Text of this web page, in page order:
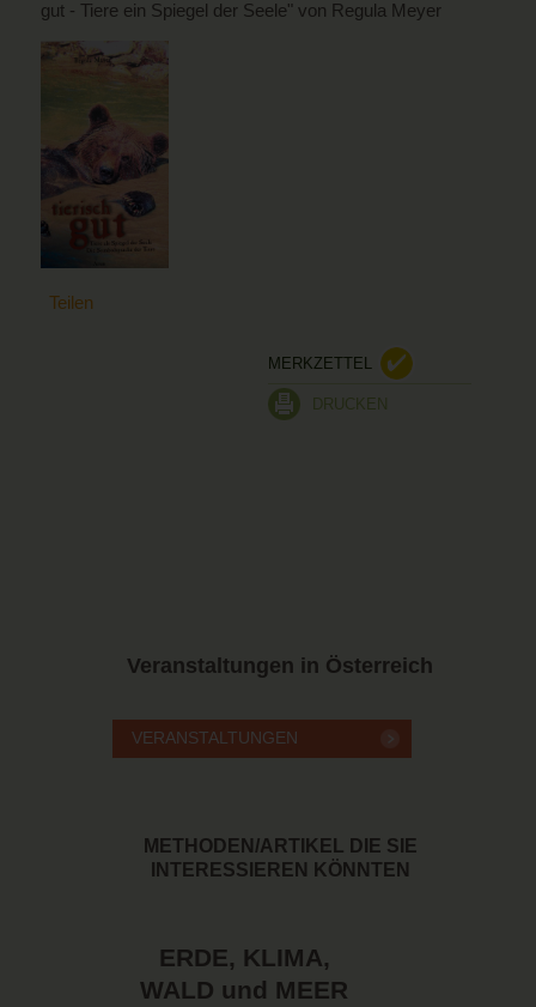
gut - Tiere ein Spiegel der Seele" von Regula Meyer
Teilen
MERKZETTEL
DRUCKEN
Veranstaltungen in Österreich
METHODEN/ARTIKEL DIE SIE
INTERESSIEREN KÖNNTEN
ERDE, KLIMA,
WALD und MEER